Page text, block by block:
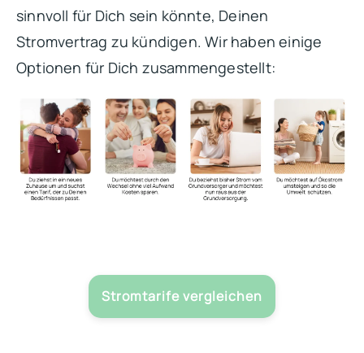
sinnvoll für Dich sein könnte, Deinen
Stromvertrag zu kündigen. Wir haben einige
Optionen für Dich zusammengestellt:
Stromtarife vergleichen